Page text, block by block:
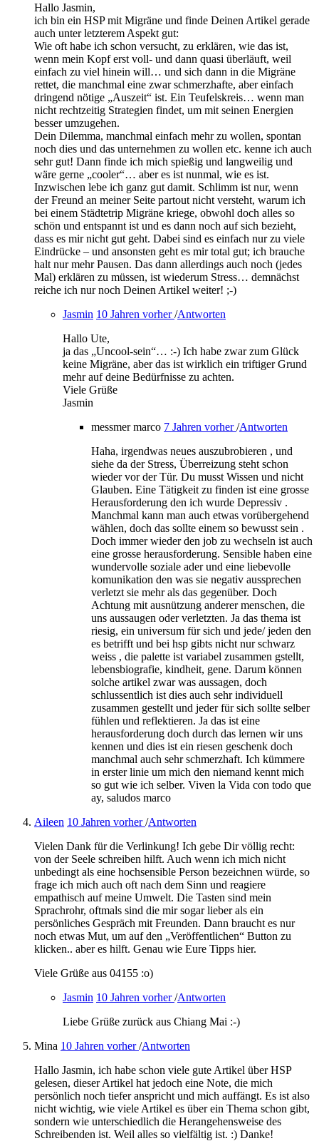
Hallo Jasmin,
ich bin ein HSP mit Migräne und finde Deinen Artikel gerade
auch unter letzterem Aspekt gut:
Wie oft habe ich schon versucht, zu erklären, wie das ist,
wenn mein Kopf erst voll- und dann quasi überläuft, weil
einfach zu viel hinein will… und sich dann in die Migräne
rettet, die manchmal eine zwar schmerzhafte, aber einfach
dringend nötige „Auszeit“ ist. Ein Teufelskreis… wenn man
nicht rechtzeitig Strategien findet, um mit seinen Energien
besser umzugehen.
Dein Dilemma, manchmal einfach mehr zu wollen, spontan
noch dies und das unternehmen zu wollen etc. kenne ich auch
sehr gut! Dann finde ich mich spießig und langweilig und
wäre gerne „cooler“… aber es ist nunmal, wie es ist.
Inzwischen lebe ich ganz gut damit. Schlimm ist nur, wenn
der Freund an meiner Seite partout nicht versteht, warum ich
bei einem Städtetrip Migräne kriege, obwohl doch alles so
schön und entspannt ist und es dann noch auf sich bezieht,
dass es mir nicht gut geht. Dabei sind es einfach nur zu viele
Eindrücke – und ansonsten geht es mir total gut; ich brauche
halt nur mehr Pausen. Das dann allerdings auch noch (jedes
Mal) erklären zu müssen, ist wiederum Stress… demnächst
reiche ich nur noch Deinen Artikel weiter! ;-)
Jasmin 10 Jahren vorher/Antworten
Hallo Ute,
ja das „Uncool-sein“… :-) Ich habe zwar zum Glück
keine Migräne, aber das ist wirklich ein triftiger Grund
mehr auf deine Bedürfnisse zu achten.
Viele Grüße
Jasmin
messmer marco 7 Jahren vorher/Antworten
Haha, irgendwas neues auszubrobieren , und
siehe da der Stress, Überreizung steht schon
wieder vor der Tür. Du musst Wissen und nicht
Glauben. Eine Tätigkeit zu finden ist eine grosse
Herausforderung den ich wurde Depressiv .
Manchmal kann man auch etwas vorübergehend
wählen, doch das sollte einem so bewusst sein .
Doch immer wieder den job zu wechseln ist auch
eine grosse herausforderung. Sensible haben eine
wundervolle soziale ader und eine liebevolle
komunikation den was sie negativ aussprechen
verletzt sie mehr als das gegenüber. Doch
Achtung mit ausnützung anderer menschen, die
uns aussaugen oder verletzten. Ja das thema ist
riesig, ein universum für sich und jede/ jeden den
es betrifft und bei hsp gibts nicht nur schwarz
weiss , die palette ist variabel zusammen gstellt,
lebensbiografie, kindheit, gene. Darum können
solche artikel zwar was aussagen, doch
schlussentlich ist dies auch sehr individuell
zusammen gestellt und jeder für sich sollte selber
fühlen und reflektieren. Ja das ist eine
herausforderung doch durch das lernen wir uns
kennen und dies ist ein riesen geschenk doch
manchmal auch sehr schmerzhaft. Ich kümmere
in erster linie um mich den niemand kennt mich
so gut wie ich selber. Viven la Vida con todo que
ay, saludos marco
Aileen 10 Jahren vorher/Antworten
Vielen Dank für die Verlinkung! Ich gebe Dir völlig recht:
von der Seele schreiben hilft. Auch wenn ich mich nicht
unbedingt als eine hochsensible Person bezeichnen würde, so
frage ich mich auch oft nach dem Sinn und reagiere
empathisch auf meine Umwelt. Die Tasten sind mein
Sprachrohr, oftmals sind die mir sogar lieber als ein
persönliches Gespräch mit Freunden. Dann braucht es nur
noch etwas Mut, um auf den „Veröffentlichen“ Button zu
klicken.. aber es hilft. Genau wie Eure Tipps hier.
Viele Grüße aus 04155 :o)
Jasmin 10 Jahren vorher/Antworten
Liebe Grüße zurück aus Chiang Mai :-)
Mina 10 Jahren vorher/Antworten
Hallo Jasmin, ich habe schon viele gute Artikel über HSP
gelesen, dieser Artikel hat jedoch eine Note, die mich
persönlich noch tiefer anspricht und mich auffängt. Es ist also
nicht wichtig, wie viele Artikel es über ein Thema schon gibt,
sondern wie unterschiedlich die Herangehensweise des
Schreibenden ist. Weil alles so vielfältig ist. :) Danke!